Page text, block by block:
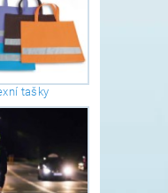
tašky